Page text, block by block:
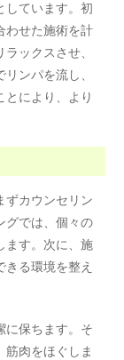
しています。初
わせた施術を計
ックスさせ、
ンパを流し、
により、より
ずカウンセリン
グでは、個々の
ます。次に、施
る環境を整え
に保ちます。そ
肉をほぐしま